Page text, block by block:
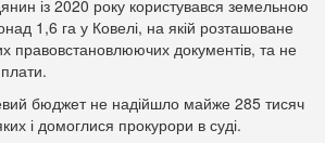
із 2020 року користувався земельною
1,6 га у Ковелі, на якій розташоване
правовстановлюючих документів, та не
бюджет не надійшло майже 285 тисяч
і домоглися прокурори в суді.